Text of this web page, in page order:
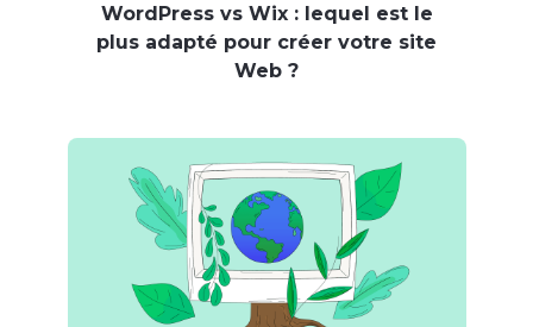
WordPress vs Wix : lequel est le
plus adapté pour créer votre site
Web ?